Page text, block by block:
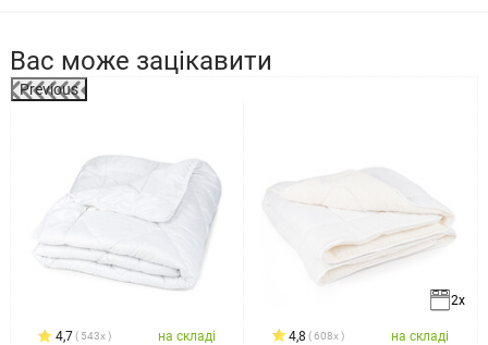
Вас може зацікавити
Previous
4,7 543x на складі
2x
4,8 608x на складі